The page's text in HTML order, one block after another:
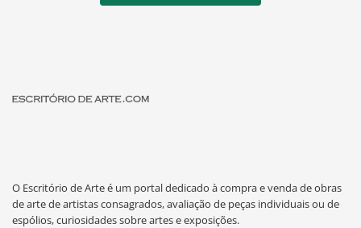
O Escritório de Arte é um portal dedicado à compra e venda de obras
de arte de artistas consagrados, avaliação de peças individuais ou de
espólios, curiosidades sobre artes e exposições.